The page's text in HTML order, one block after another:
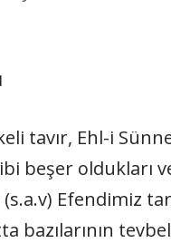
tavır, Ehl-i
beşer oldukları
Efendimiz
bazılarının